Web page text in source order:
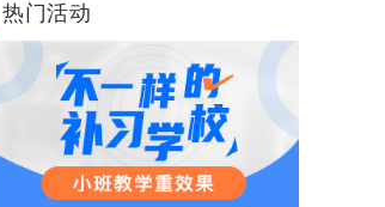
热门活动